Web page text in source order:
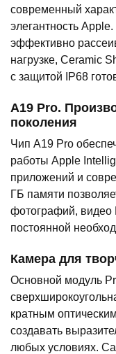
современный
элегантность
эффективно
нагрузке, Ceramic
с защитой IP68
A19 Pro.
поколения
Чип A19 Pro
работы Apple
приложений и
ГБ памяти
фотографий, видео
постоянной
Камера для
Основной модуль
кратным
создавать
любых условиях.